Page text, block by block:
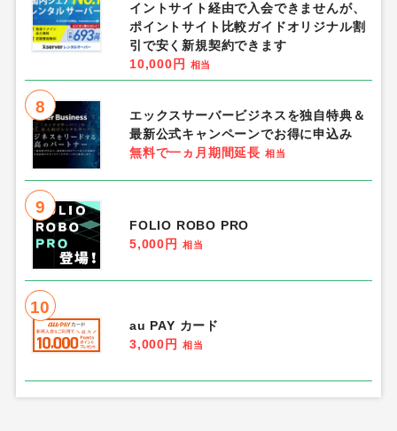
イントサイト経由で入会できませんが、
ポイントサイト比較ガイドオリジナル割
引で安く新規契約できます
10,000円
相当
8
エックスサーバービジネスを独自特典＆
最新公式キャンペーンでお得に申込み
無料で一ヵ月期間延長 相当
9
FOLIO ROBO PRO
5,000円
相当
10
au PAY カード
3,000円
相当